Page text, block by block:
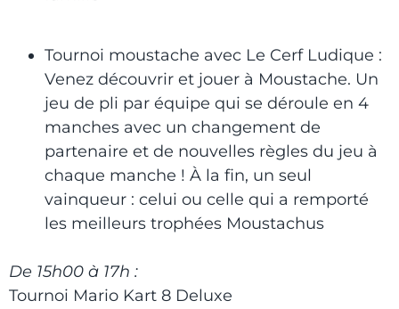
Tournoi moustache avec Le Cerf Ludique :
Venez découvrir et jouer à Moustache. Un
jeu de pli par équipe qui se déroule en 4
manches avec un changement de
partenaire et de nouvelles règles du jeu à
chaque manche ! À la fin, un seul
vainqueur : celui ou celle qui a remporté
les meilleurs trophées Moustachus
De 15h00 à 17h :
Tournoi Mario Kart 8 Deluxe